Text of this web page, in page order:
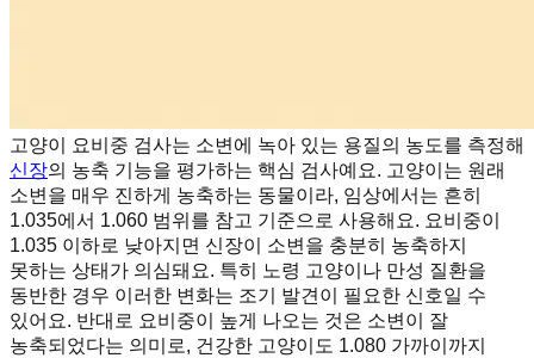
고양이 요비중 검사는 소변에 녹아 있는 용질의 농도를 측정해
신장의 농축 기능을 평가하는 핵심 검사예요. 고양이는 원래
소변을 매우 진하게 농축하는 동물이라, 임상에서는 흔히
1.035에서 1.060 범위를 참고 기준으로 사용해요. 요비중이
1.035 이하로 낮아지면 신장이 소변을 충분히 농축하지
못하는 상태가 의심돼요. 특히 노령 고양이나 만성 질환을
동반한 경우 이러한 변화는 조기 발견이 필요한 신호일 수
있어요. 반대로 요비중이 높게 나오는 것은 소변이 잘
농축되었다는 의미로, 건강한 고양이도 1.080 가까이까지